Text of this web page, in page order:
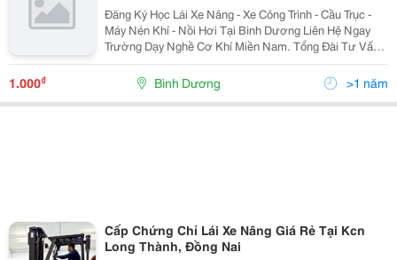
Đăng Ký Học Lái Xe Nâng - Xe Công Trình - Cầu Trục -
Máy Nén Khí - Nồi Hơi Tại Bình Dương Liên Hệ Ngay
Trường Dạy Nghề Cơ Khí Miền Nam. Tổng Đài Tư Vấn
Và Chăm Sóc Khách Hàng 24/7 0949.096.570 Zalo Trực
Tuyến : 0949.096.570 ...
1.000₫ Bình Dương >1 năm
Cấp Chứng Chỉ Lái Xe Nâng Giá Rẻ Tại Kcn
Long Thành, Đồng Nai